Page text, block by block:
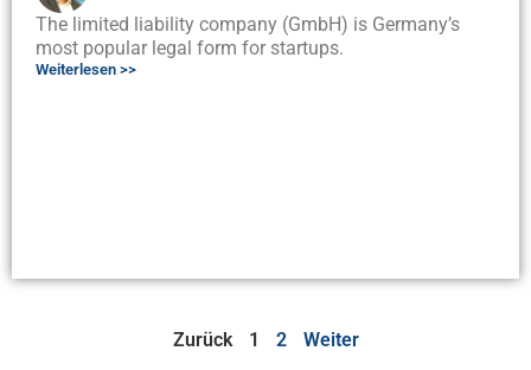
The limited liability company (GmbH) is Germany’s
most popular legal form for startups.
Weiterlesen >>
Zurück 1 2 Weiter